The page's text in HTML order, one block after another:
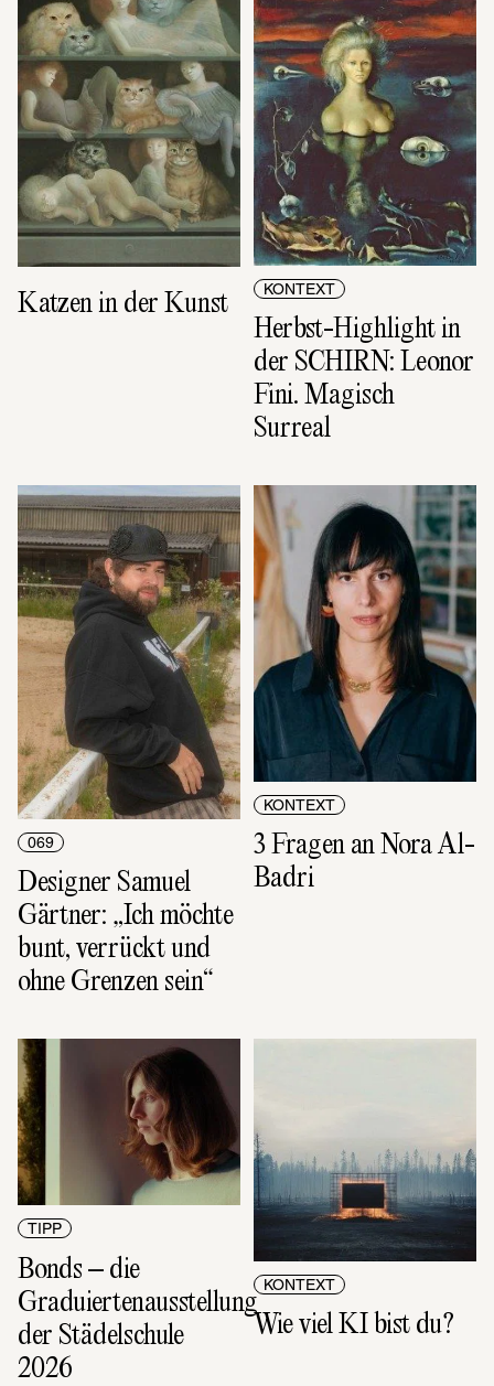
Katzen in der Kunst KONTEXT
Herbst-Highlight in
der SCHIRN: Leonor
Fini. Magisch
Surreal
069
Designer Samuel
Gärtner: „Ich möchte
bunt, verrückt und
ohne Grenzen sein“
KONTEXT
3 Fragen an Nora Al-
Badri
TIPP
Bonds – die
Graduiertenausstellung
der Städelschule
2026
KONTEXT
Wie viel KI bist du?